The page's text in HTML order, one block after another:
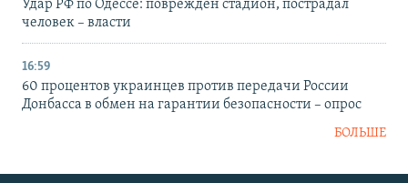
Удар РФ по Одессе: поврежден стадион, пострадал
человек – власти
16:59
60 процентов украинцев против передачи России
Донбасса в обмен на гарантии безопасности – опрос
БОЛЬШЕ